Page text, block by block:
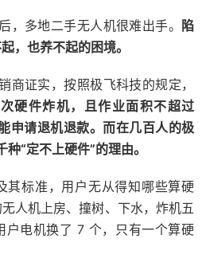
，多地二手无人机很难出手。
陷
，也养不起的困境。
商证实，按照极飞科技的规定，
硬件炸机，且作业面积不超过
申请退机退款。而在几百人的极
“定不上硬件”的理由。
其标准，用户无从得知哪些算硬
人机上房、撞树、下水，炸机五
户电机换了 7 个，只有一个算硬